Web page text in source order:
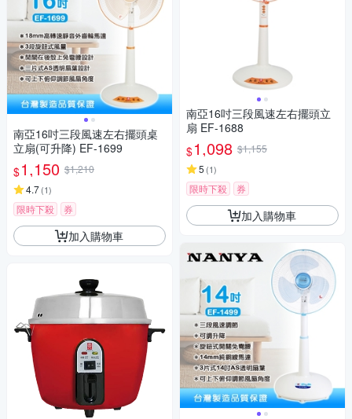
南亞16吋三段風速左右擺頭桌
立扇(可升降) EF-1699
$1,150 $1,210
4.7(1)
限時下殺 券
加入購物車
南亞16吋三段風速左右擺頭立
扇 EF-1688
$1,098 $1,155
5 (1)
限時下殺 券
加入購物車